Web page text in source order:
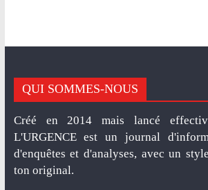
v
i
e
r
QUI SOMMES-NOUS
Créé en 2014 mais lancé
L'URGENCE est un journal
d'enquêtes et d'analyses, avec un
ton original.